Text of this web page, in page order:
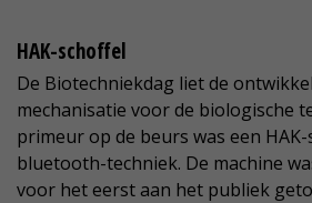
HAK-schoffel
De Biotechniekdag liet de
mechanisatie voor de biologische
primeur op de beurs was een
bluetooth-techniek. De machine
voor het eerst aan het publiek